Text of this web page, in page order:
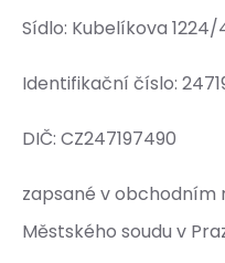
Sídlo: Kubelíkova 1224/
Identifikační číslo:
DIČ:
zapsané v obchodním
Městského soudu v